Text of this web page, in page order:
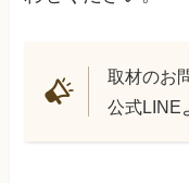
取材のお
公式LINE